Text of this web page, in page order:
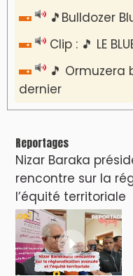
🎵Bulldozer
Clip : 🎵 LE
🎵 Ormuzera
dernier
Reportages
Nizar Baraka
rencontre sur la
l’équité territoriale